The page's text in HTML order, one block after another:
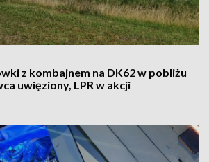
z kombajnem na DK62 w pobliżu
uwięziony, LPR w akcji